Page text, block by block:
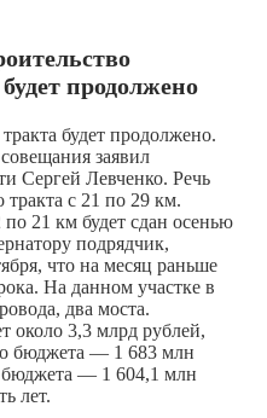
продолжено
будет продолжено.
заявил
Сергей Левченко. Речь
тракта с 21 по 29 км.
21 км будет сдан осенью
подрядчик,
что на месяц раньше
На данном участке в
два моста.
около 3,3 млрд рублей,
бюджета — 1 683 млн
бюджета — 1 604,1 млн
лет.